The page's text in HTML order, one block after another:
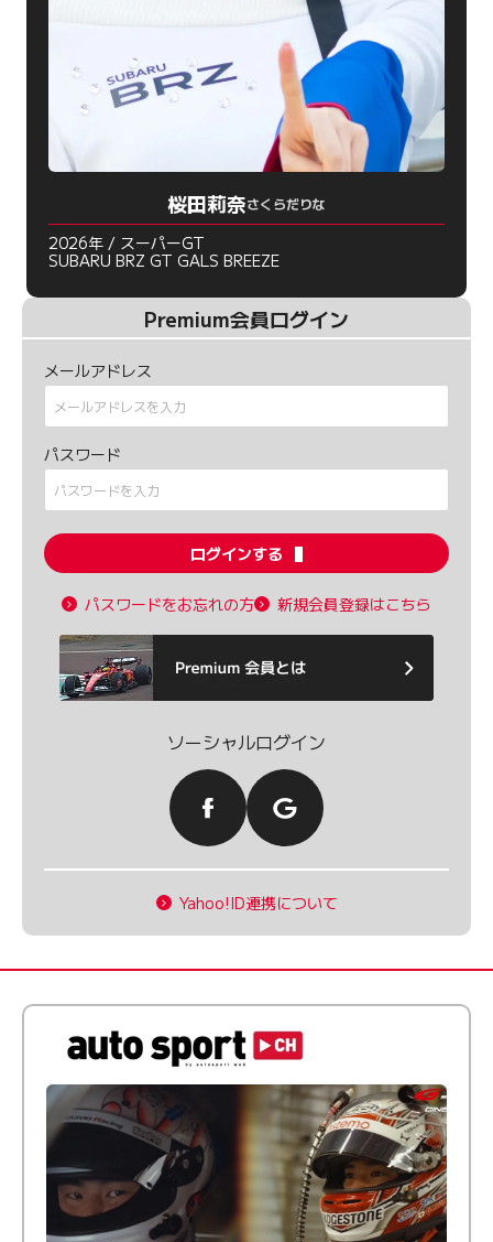
桜田莉奈さくらだりな
2026年 / スーパーGT
SUBARU BRZ GT GALS BREEZE
Premium会員ログイン
メールアドレス
パスワード
ログインする
パスワードをお忘れの方 新規会員登録はこちら
ソーシャルログイン
Yahoo!ID連携について